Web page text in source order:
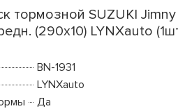
тормозной SUZUKI Jimny
(290x10) LYNXauto
BN-1931
LYNXauto
Да